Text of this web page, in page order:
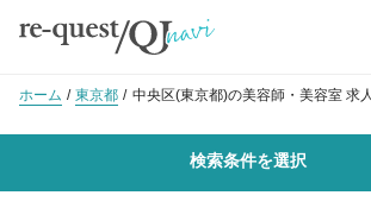
ホーム 東京都 中央区(東京都)の美容師・美容室 求
検索条件を選択